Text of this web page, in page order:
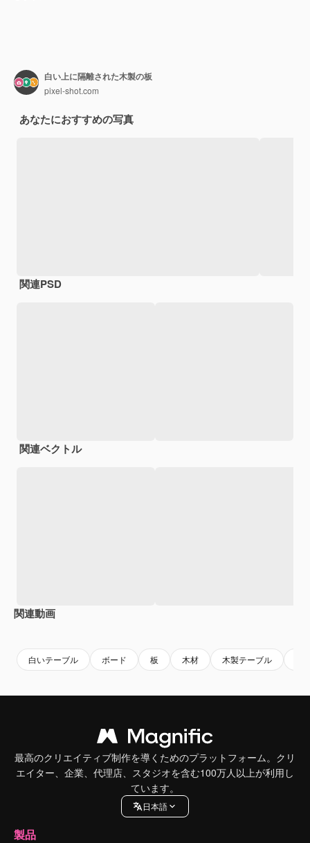
白い上に隔離された木製の板
pixel-shot.com
あなたにおすすめの写真
関連PSD
関連ベクトル
関連動画
白いテーブル ボード 板 木材 木製テーブル
最高のクリエイティブ制作を導くためのプラットフォーム。クリ
エイター、企業、代理店、スタジオを含む100万人以上が利用し
ています。
日本語
製品